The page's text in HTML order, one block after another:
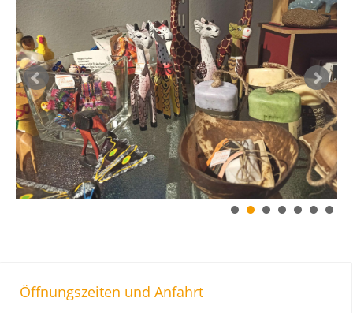
Öffnungszeiten und Anfahrt